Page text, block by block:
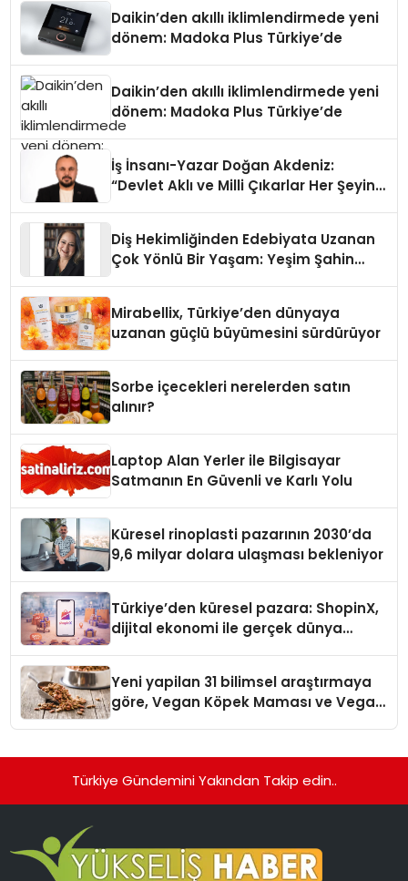
Daikin’den akıllı iklimlendirmede yeni
dönem: Madoka Plus Türkiye’de
Daikin’den akıllı iklimlendirmede yeni
dönem: Madoka Plus Türkiye’de
İş İnsanı-Yazar Doğan Akdeniz:
“Devlet Aklı ve Milli Çıkarlar Her Şeyin
Diş Hekimliğinden Edebiyata Uzanan
Çok Yönlü Bir Yaşam: Yeşim Şahin
Mirabellix, Türkiye’den dünyaya
uzanan güçlü büyümesini sürdürüyor
Sorbe içecekleri nerelerden satın
alınır?
Laptop Alan Yerler ile Bilgisayar
Satmanın En Güvenli ve Karlı Yolu
Küresel rinoplasti pazarının 2030’da
9,6 milyar dolara ulaşması bekleniyor
Türkiye’den küresel pazara: ShopinX,
dijital ekonomi ile gerçek dünya
Yeni yapilan 31 bilimsel araştırmaya
göre, Vegan Köpek Maması ve Vegan
Türkiye Gündemini Yakından Takip edin..